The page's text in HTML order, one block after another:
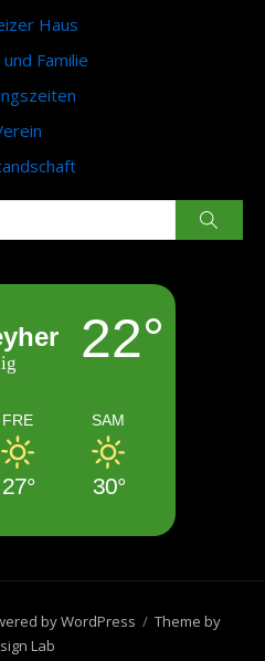
Haus
und Familie
22°
FRE
27°
SAM
30°
by WordPress / Theme by
Lab